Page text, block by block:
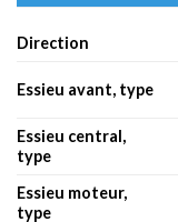
Direction
Essieu avant, type
Essieu central,
type
Essieu moteur,
type